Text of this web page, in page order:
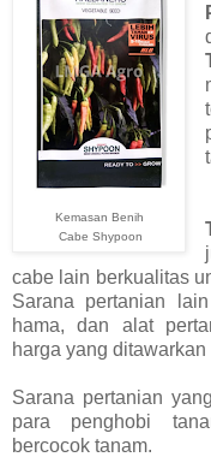
Kemasan Benih
Cabe Shypoon
cabe lain berkualitas
Sarana pertanian
hama, dan alat
harga yang ditawarkan
Sarana pertanian
para penghobi
bercocok tanam.